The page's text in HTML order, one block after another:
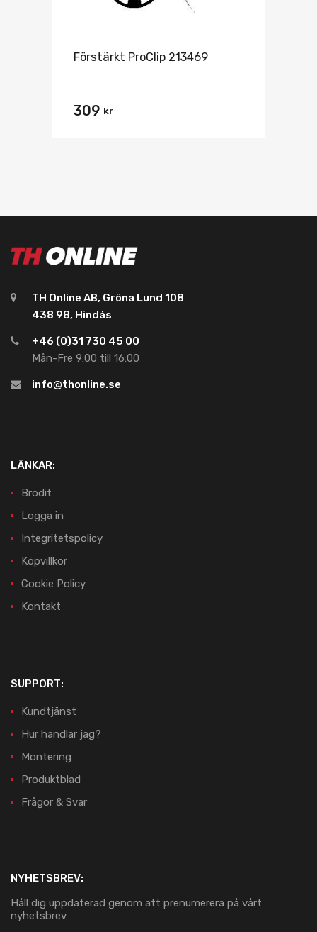
Förstärkt ProClip 213469
309 kr
TH Online AB, Gröna Lund 108
438 98, Hindås
+46 (0)31 730 45 00
Mån-Fre 9:00 till 16:00
info@thonline.se
LÄNKAR:
Brodit
Logga in
Integritetspolicy
Köpvillkor
Cookie Policy
Kontakt
SUPPORT:
Kundtjänst
Hur handlar jag?
Montering
Produktblad
Frågor & Svar
NYHETSBREV:
Håll dig uppdaterad genom att prenumerera på vårt
nyhetsbrev